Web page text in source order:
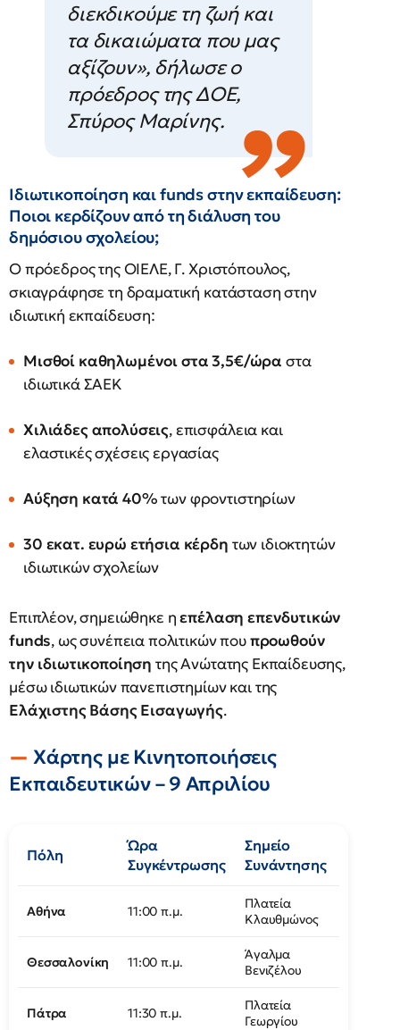
διεκδικούμε τη ζωή και
τα δικαιώματα που μας
αξίζουν», δήλωσε ο
πρόεδρος της ΔΟΕ,
Σπύρος Μαρίνης.
Ιδιωτικοποίηση και funds στην εκπαίδευση:
Ποιοι κερδίζουν από τη διάλυση του
δημόσιου σχολείου;
Ο πρόεδρος της ΟΙΕΛΕ, Γ. Χριστόπουλος,
σκιαγράφησε τη δραματική κατάσταση στην
ιδιωτική εκπαίδευση:
Μισθοί καθηλωμένοι στα 3,5€/ώρα στα
ιδιωτικά ΣΑΕΚ
Χιλιάδες απολύσεις, επισφάλεια και
ελαστικές σχέσεις εργασίας
Αύξηση κατά 40%των φροντιστηρίων
30 εκατ. ευρώ ετήσια κέρδη των ιδιοκτητών
ιδιωτικών σχολείων
Επιπλέον, σημειώθηκε ηεπέλαση επενδυτικών
funds, ως συνέπεια πολιτικών πουπροωθούν
την ιδιωτικοποίηση της Ανώτατης Εκπαίδευσης,
μέσω ιδιωτικών πανεπιστημίων και της
Ελάχιστης Βάσης Εισαγωγής.
Χάρτης με Κινητοποιήσεις
Εκπαιδευτικών – 9 Απριλίου
Πόλη
Ώρα
Συγκέντρωσης
Σημείο
Συνάντησης
Αθήνα 11:00 π.μ.
Πλατεία
Κλαυθμώνος
Θεσσαλονίκη 11:00 π.μ.
Άγαλμα
Βενιζέλου
Πάτρα 11:30 π.μ.
Πλατεία
Γεωργίου